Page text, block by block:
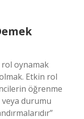
oynamak
Etkin rol
öğrenme
durumu